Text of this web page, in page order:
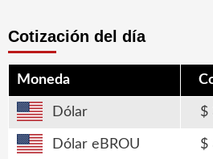
Cotización del día
Moneda
Dólar
Dólar eBROU